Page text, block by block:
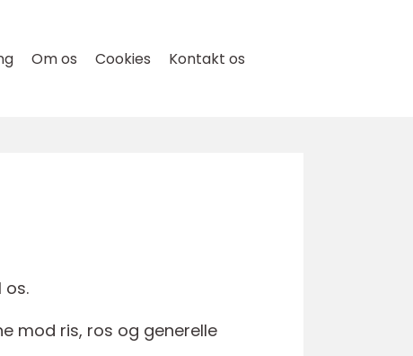
Om os Cookies Kontakt os
os.
mod ris, ros og generelle